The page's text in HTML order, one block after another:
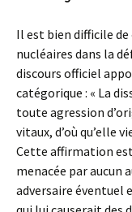
Il est bien difficile
nucléaires dans la
discours officiel
catégorique : « La
toute agression
vitaux, d’où qu’elle
Cette affirmation
menacée par aucun
adversaire éventuel